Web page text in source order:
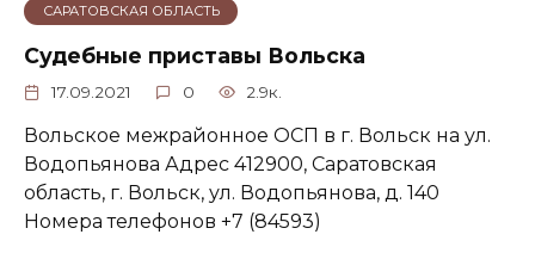
САРАТОВСКАЯ ОБЛАСТЬ
Судебные приставы Вольска
17.09.2021 0 2.9к.
Вольское межрайонное ОСП в г. Вольск на ул.
Водопьянова Адрес 412900, Саратовская
область, г. Вольск, ул. Водопьянова, д. 140
Номера телефонов +7 (84593)